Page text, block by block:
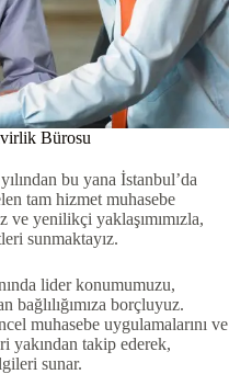
Bürosu
bu yana İstanbul’da
tam hizmet muhasebe
yenilikçi yaklaşımımızla,
sunmaktayız.
lider konumumuzu,
bağlılığımıza borçluyuz.
muhasebe uygulamalarını ve
yakından takip ederek,
sunar.